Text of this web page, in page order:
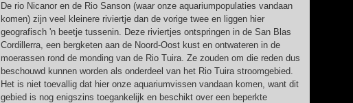
De rio Nicanor en de Rio Sanson (waar onze aquariumpopulaties vandaan
komen) zijn veel kleinere riviertje dan de vorige twee en liggen hier
geografisch 'n beetje tussenin. Deze riviertjes ontspringen in de San Blas
Cordillerra, een bergketen aan de Noord-Oost kust en ontwateren in de
moerassen rond de monding van de Rio Tuira. Ze zouden om die reden dus
beschouwd kunnen worden als onderdeel van het Rio Tuira stroomgebied.
Het is niet toevallig dat hier onze aquariumvissen vandaan komen, want dit
gebied is nog enigszins toegankelijk en beschikt over een beperkte